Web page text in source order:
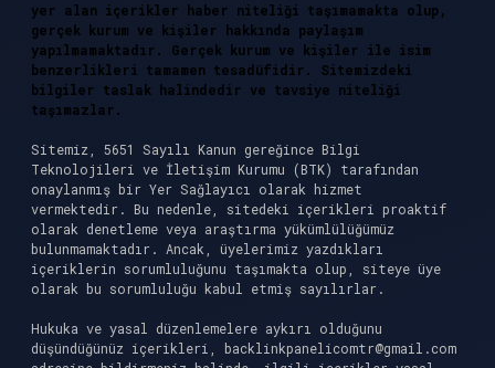
yer alan içerikler haber niteliği taşımamakta olup,
gerçek kurum ve kişiler hakkında paylaşım
yapılmamaktadır. Gerçek kurum ve kişiler ile isim
benzerlikleri tamamen tesadüfidir. Sitemizdeki
bilgiler taslak halindedir ve tavsiye niteliği
taşımazlar.
Sitemiz, 5651 Sayılı Kanun gereğince Bilgi
Teknolojileri ve İletişim Kurumu (BTK) tarafından
onaylanmış bir Yer Sağlayıcı olarak hizmet
vermektedir. Bu nedenle, sitedeki içerikleri proaktif
olarak denetleme veya araştırma yükümlülüğümüz
bulunmamaktadır. Ancak, üyelerimiz yazdıkları
içeriklerin sorumluluğunu taşımakta olup, siteye üye
olarak bu sorumluluğu kabul etmiş sayılırlar.
Hukuka ve yasal düzenlemelere aykırı olduğunu
düşündüğünüz içerikleri, backlinkpanelicomtr@gmail.com